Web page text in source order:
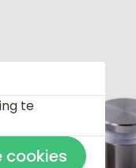
te
cookies